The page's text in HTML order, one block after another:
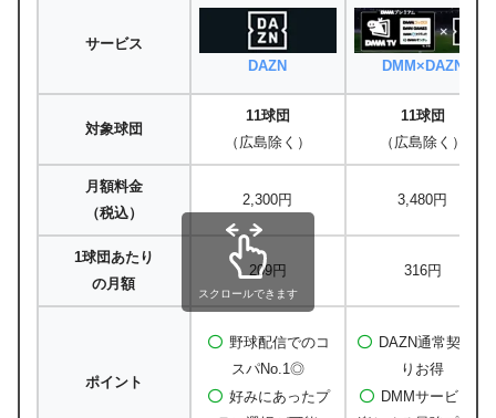
サービス
DAZN
DMM×DAZN
対象球団
11球団
（広島除く）
11球団
（広島除く）
月額料金
（税込）
2,300円 3,480円
1球団あたり
の月額
209円 316円
ポイント
野球配信でのコ
スパNo.1◎
好みにあったプ
DAZN通常契約よ
りお得
DMMサービスも
スクロールできます